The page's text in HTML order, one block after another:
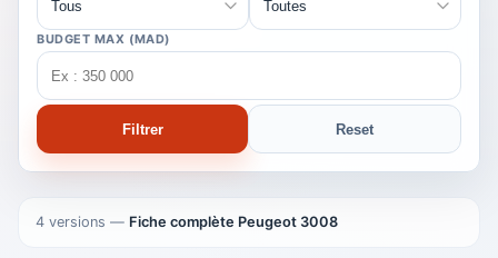
BUDGET MAX (MAD)
Filtrer Reset
4 versions — Fiche complète Peugeot 3008